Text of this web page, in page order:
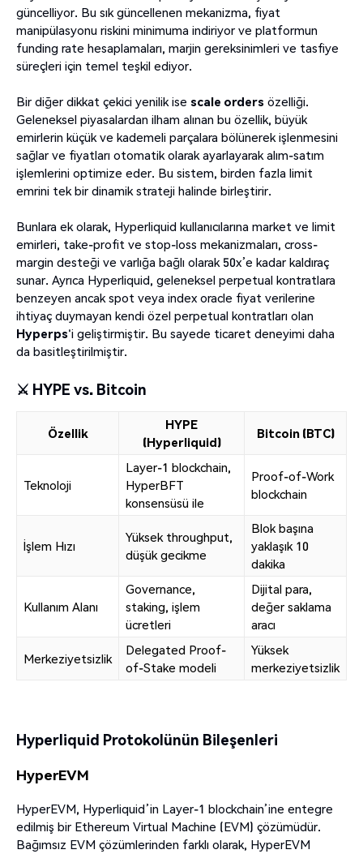
güncelliyor. Bu sık güncellenen mekanizma, fiyat
manipülasyonu riskini minimuma indiriyor ve platformun
funding rate hesaplamaları, marjin gereksinimleri ve tasfiye
süreçleri için temel teşkil ediyor.
Bir diğer dikkat çekici yenilik ise scale orders özelliği.
Geleneksel piyasalardan ilham alınan bu özellik, büyük
emirlerin küçük ve kademeli parçalara bölünerek işlenmesini
sağlar ve fiyatları otomatik olarak ayarlayarak alım-satım
işlemlerini optimize eder. Bu sistem, birden fazla limit
emrini tek bir dinamik strateji halinde birleştirir.
Bunlara ek olarak, Hyperliquid kullanıcılarına market ve limit
emirleri, take-profit ve stop-loss mekanizmaları, cross-
margin desteği ve varlığa bağlı olarak 50x’e kadar kaldıraç
sunar. Ayrıca Hyperliquid, geleneksel perpetual kontratlara
benzeyen ancak spot veya index oracle fiyat verilerine
ihtiyaç duymayan kendi özel perpetual kontratları olan
Hyperps'i geliştirmiştir. Bu sayede ticaret deneyimi daha
da basitleştirilmiştir.
⚔️ HYPE vs. Bitcoin
Özellik
HYPE
(Hyperliquid)
Bitcoin (BTC)
Teknoloji
Layer-1 blockchain,
HyperBFT
konsensüsü ile
Proof-of-Work
blockchain
İşlem Hızı
Yüksek throughput,
düşük gecikme
Blok başına
yaklaşık 10
dakika
Kullanım Alanı
Governance,
staking, işlem
ücretleri
Dijital para,
değer saklama
aracı
Merkeziyetsizlik
Delegated Proof-
of-Stake modeli
Yüksek
merkeziyetsizlik
Hyperliquid Protokolünün Bileşenleri
HyperEVM
HyperEVM, Hyperliquid’in Layer-1 blockchain’ine entegre
edilmiş bir Ethereum Virtual Machine (EVM) çözümüdür.
Bağımsız EVM çözümlerinden farklı olarak, HyperEVM